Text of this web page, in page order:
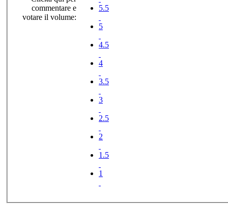
commentare e
votare il volume:
5.5
5
4.5
4
3.5
3
2.5
2
1.5
1